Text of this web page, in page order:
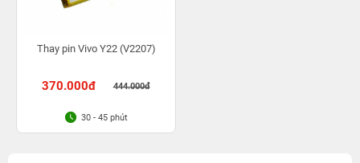
Thay pin Vivo Y22 (V2207)
370.000đ 444.000đ
30 - 45 phút